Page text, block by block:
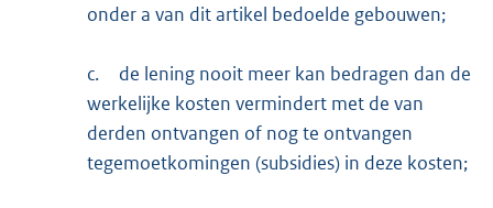
onder a van dit artikel bedoelde gebouwen;
c.
de lening nooit meer kan bedragen dan de
werkelijke kosten vermindert met de van
derden ontvangen of nog te ontvangen
tegemoetkomingen (subsidies) in deze kosten;